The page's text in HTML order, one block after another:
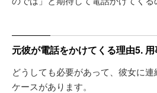
元彼が電話をかけてくる理由5.
どうしても必要があって、彼女に
ケースがあります。